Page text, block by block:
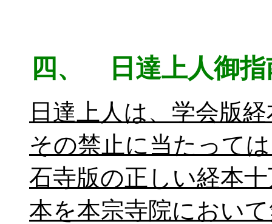
四、 日達上人御指
日達上人は、学会版
その禁止に当たって
石寺版の正しい経本
本を本宗寺院におい